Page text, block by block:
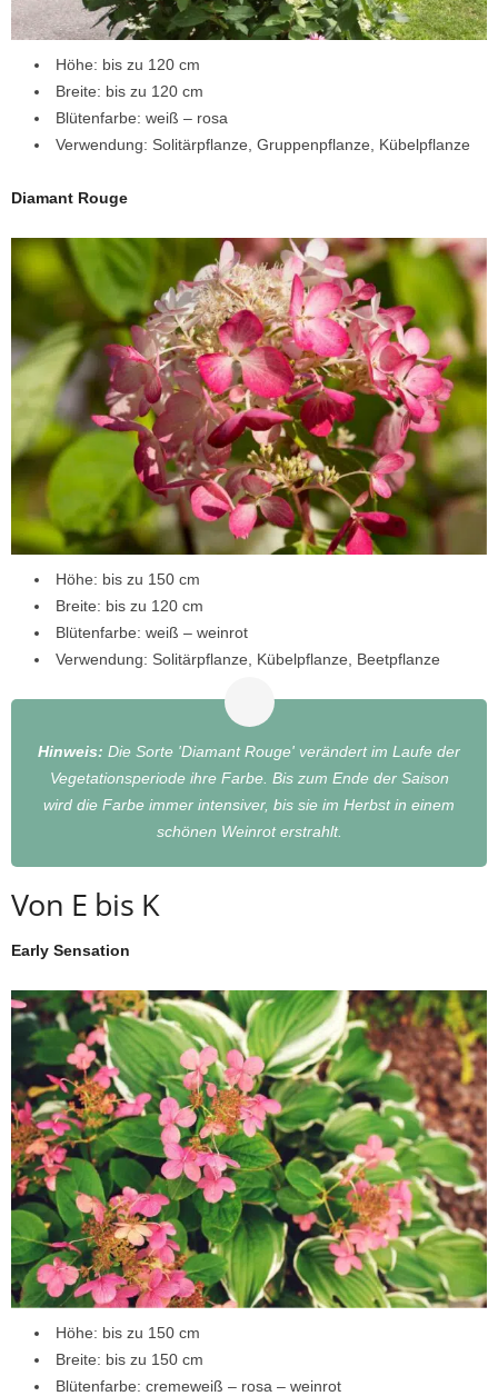
Höhe: bis zu 120 cm
Breite: bis zu 120 cm
Blütenfarbe: weiß – rosa
Verwendung: Solitärpflanze, Gruppenpflanze, Kübelpflanze
Diamant Rouge
Höhe: bis zu 150 cm
Breite: bis zu 120 cm
Blütenfarbe: weiß – weinrot
Verwendung: Solitärpflanze, Kübelpflanze, Beetpflanze
Hinweis: Die Sorte 'Diamant Rouge' verändert im Laufe der
Vegetationsperiode ihre Farbe. Bis zum Ende der Saison
wird die Farbe immer intensiver, bis sie im Herbst in einem
schönen Weinrot erstrahlt.
Von E bis K
Early Sensation
Höhe: bis zu 150 cm
Breite: bis zu 150 cm
Blütenfarbe: cremeweiß – rosa – weinrot